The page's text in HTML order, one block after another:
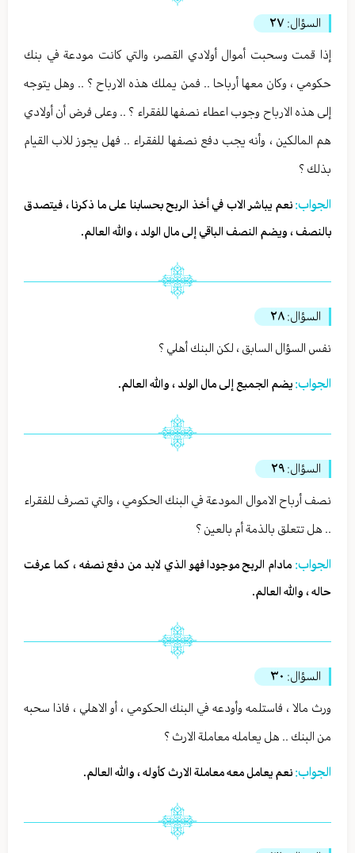
السؤال: ٢٧
إذا قمت وسحبت أموال أولادي القصر، والتي كانت مودعة في بنك
حكومي ، وكان معها أرباحا .. فمن يملك هذه الارباح ؟ .. وهل يتوجه
إلى هذه الارباح وجوب اعطاء نصفها للفقراء ؟ .. وعلى فرض أن أولادي
هم المالكين ، وأنه يجب دفع نصفها للفقراء .. فهل يجوز للاب القيام
بذلك ؟
الجواب:نعم يباشر الاب في أخذ الربح بحسابنا على ما ذكرنا ، فيتصدق
بالنصف ، ويضم النصف الباقي إلى مال الولد ، والله العالم.
السؤال: ٢٨
نفس السؤال السابق ، لكن البنك أهلي ؟
الجواب: يضم الجميع إلى مال الولد ، والله العالم.
السؤال: ٢٩
نصف أرباح الاموال المودعة في البنك الحكومي ، والتي تصرف للفقراء
.. هل تتعلق بالذمة أم بالعين ؟
الجواب: مادام الربح موجودا فهو الذي لابد من دفع نصفه ، كما عرفت
حاله ، والله العالم.
السؤال: ٣٠
ورث مالا ، فاستلمه وأودعه في البنك الحكومي ، أو الاهلي ، فاذا سحبه
من البنك .. هل يعامله معاملة الارث ؟
الجواب: نعم يعامل معه معاملة الارث كأوله ، والله العالم.